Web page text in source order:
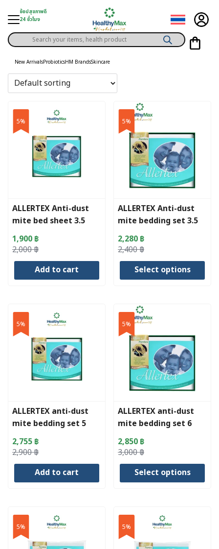
content
ช้อปสุขภาพดี
24 ชั่วโมง
Solution
Privilege
Content
Products
search
New ArrivalsProbioticsHM BrandsSkincare
5%
ALLERTEX Anti-dust
mite bed sheet 3.5
feet
2,000฿
Original
price
1,900 ฿
Current
price
Add to cart
5%
ALLERTEX Anti-dust
mite bedding set 3.5
feet
2,400฿
Original
price
2,280 ฿
Current
price
Select options
product
has
multiple
variants.
options
on
the
product
page
5%
ALLERTEX anti-dust
mite bedding set 5
feet
2,900฿
Original
price
2,755 ฿
Current
price
Add to cart
5%
ALLERTEX anti-dust
mite bedding set 6
feet
3,000฿
Original
price
2,850 ฿
Current
price
Select options
has
multiple
variants.
5% 5%